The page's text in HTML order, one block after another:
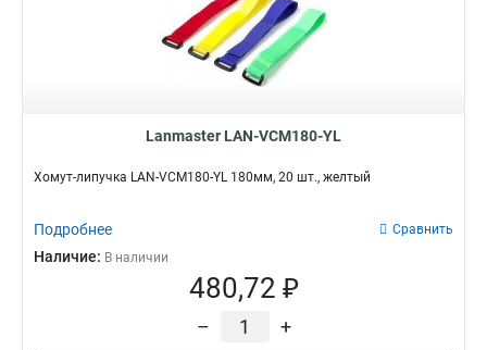
Lanmaster LAN-VCM180-YL
Хомут-липучка LAN-VCM180-YL 180мм, 20 шт., желтый
Подробнее Сравнить
Наличие: В наличии
480,72 ₽
– +